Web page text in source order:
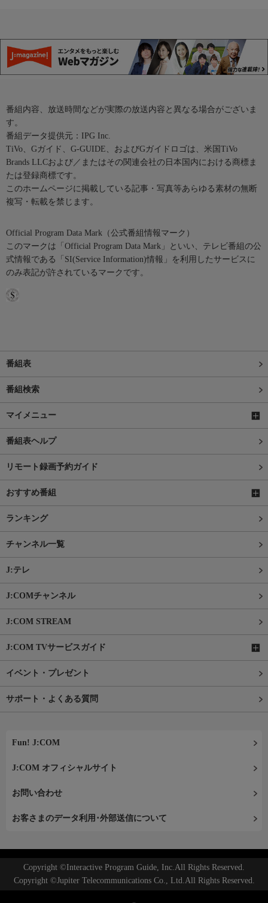
番組内容、放送時間などが実際の放送内容と異なる場合がございま
す。
番組データ提供元：IPG Inc.
TiVo、Gガイド、G-GUIDE、およびGガイドロゴは、米国TiVo
Brands LLCおよび／またはその関連会社の日本国内における商標ま
たは登録商標です。
このホームページに掲載している記事・写真等あらゆる素材の無断
複写・転載を禁じます。
Official Program Data Mark（公式番組情報マーク）
このマークは「Official Program Data Mark」といい、テレビ番組の公
式情報である「SI(Service Information)情報」を利用したサービスに
のみ表記が許されているマークです。
番組表
番組検索
マイメニュー
番組表ヘルプ
リモート録画予約ガイド
おすすめ番組
ランキング
チャンネル一覧
J:テレ
J:COMチャンネル
J:COM STREAM
J:COM TVサービスガイド
イベント・プレゼント
サポート・よくある質問
Fun! J:COM
J:COM オフィシャルサイト
お問い合わせ
お客さまのデータ利用･外部送信について
Copyright ©Interactive Program Guide, Inc.All Rights Reserved.
Copyright ©Jupiter Telecommunications Co., Ltd.All Rights Reserved.